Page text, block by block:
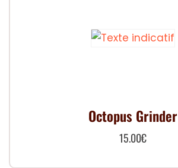
Octopus Grinder
15.00€